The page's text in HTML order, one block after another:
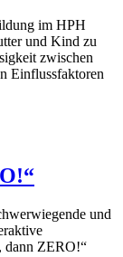
im HPH
und Kind zu
zwischen
Einflussfaktoren
und
dann ZERO!“